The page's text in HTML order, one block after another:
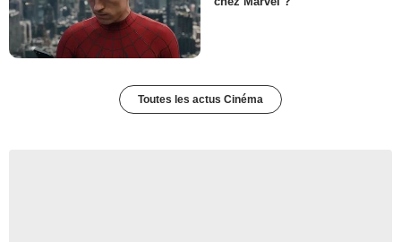
Toutes les actus Cinéma